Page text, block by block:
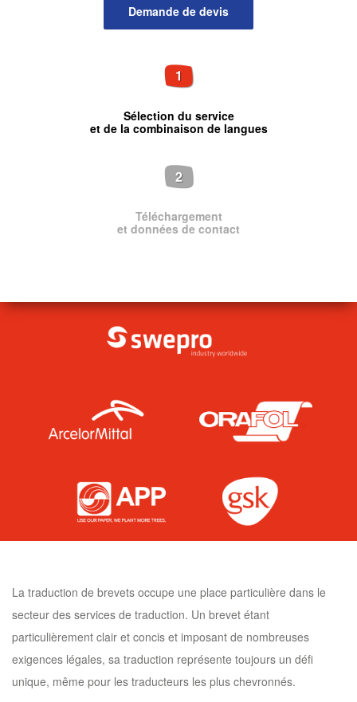
1
Sélection du service
et de la combinaison de langues
2
Téléchargement
et données de contact
La traduction de brevets occupe une place particulière dans le
secteur des services de traduction. Un brevet étant
particulièrement clair et concis et imposant de nombreuses
exigences légales, sa traduction représente toujours un défi
unique, même pour les traducteurs les plus chevronnés.